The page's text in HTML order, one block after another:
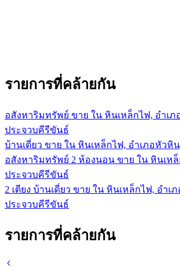
รายการที่คล้ายกัน
อสังหาริมทรัพย์ ขาย ใน หินเหล็กไฟ, อำเภ
ประจวบคีรีขันธ์
บ้านเดี่ยว ขาย ใน หินเหล็กไฟ, อำเภอหัวหิ
อสังหาริมทรัพย์ 2 ห้องนอน ขาย ใน หินเห
ประจวบคีรีขันธ์
2 เตียง บ้านเดี่ยว ขาย ใน หินเหล็กไฟ, อำเ
ประจวบคีรีขันธ์
รายการที่คล้ายกัน